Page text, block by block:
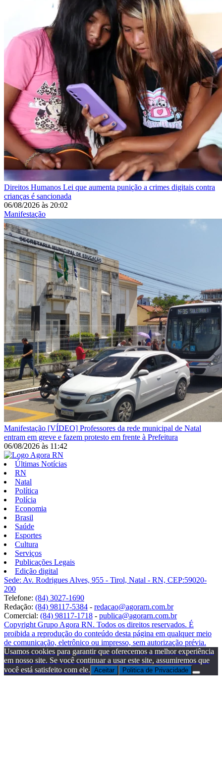
Direitos Humanos Lei que aumenta punição a crimes digitais contra
crianças é sancionada
06/08/2026 às 20:02
Manifestação
Manifestação [VÍDEO] Professores da rede municipal de Natal
entram em greve e fazem protesto em frente à Prefeitura
06/08/2026 às 11:42
Últimas Notícias
RN
Natal
Política
Polícia
Economia
Brasil
Saúde
Esportes
Cultura
Serviços
Publicações Legais
Edição digital
Sede: Av. Rodrigues Alves, 955 - Tirol, Natal - RN, CEP:59020-
200
Telefone: (84) 3027-1690
Redação: (84) 98117-5384 - redacao@agorarn.com.br
Comercial: (84) 98117-1718 - publica@agorarn.com.br
Copyright Grupo Agora RN. Todos os direitos reservados. É
proibida a reprodução do conteúdo desta página em qualquer meio
de comunicação, eletrônico ou impresso, sem autorização prévia.
Usamos cookies para garantir que oferecemos a melhor experiência
em nosso site. Se você continuar a usar este site, assumiremos que
você está satisfeito com ele. Aceitar Politica de Privacidade